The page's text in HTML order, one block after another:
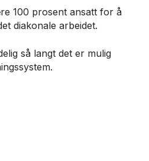
100 prosent ansatt for å
diakonale arbeidet.
så langt det er mulig